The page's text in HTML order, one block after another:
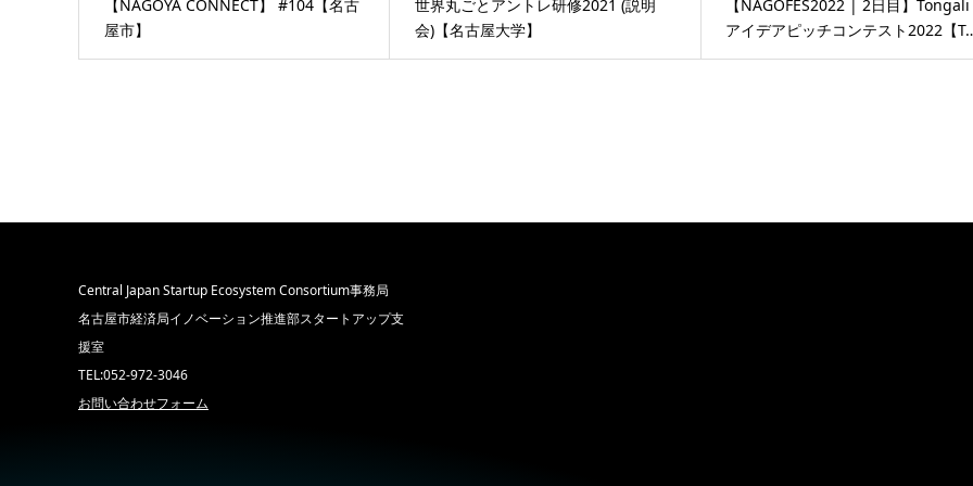
【NAGOYA CONNÉCT】 #104【名古
屋市】
世界丸ごとアントレ研修2021 (説明
会)【名古屋大学】
【NAGOFES2022 | 2日目】Tongali
アイデアピッチコンテスト2022【
Central Japan Startup Ecosystem Consortium事務局
名古屋市経済局イノベーション推進部スタートアップ支
援室
TEL:052-972-3046
お問い合わせフォーム